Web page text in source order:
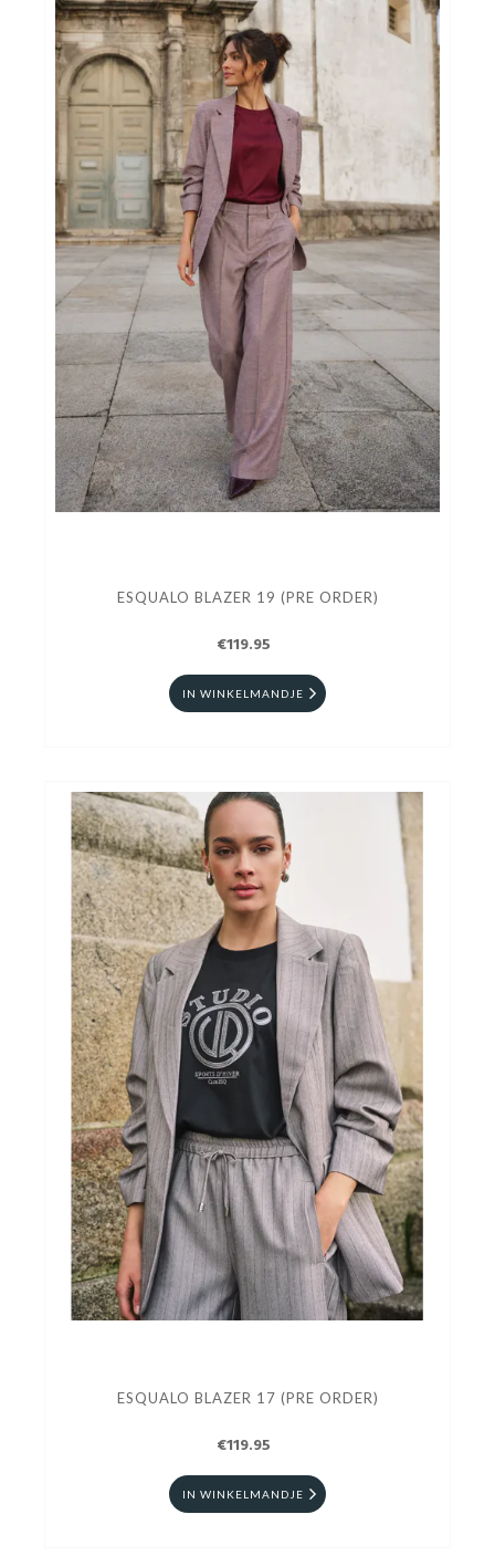
ESQUALO BLAZER 19 (PRE ORDER)
€119.95
IN WINKELMANDJE
ESQUALO BLAZER 17 (PRE ORDER)
€119.95
IN WINKELMANDJE